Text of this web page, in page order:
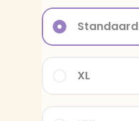
XL
Standaard